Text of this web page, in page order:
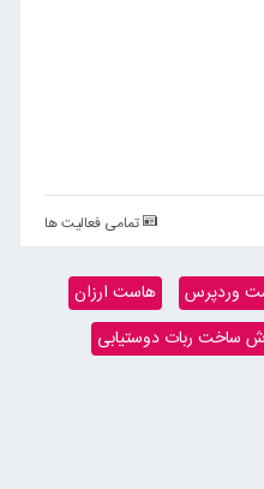
تمامی فعالیت ها
وردپرس
هاست ارزان
ساخت ربات دوستیابی